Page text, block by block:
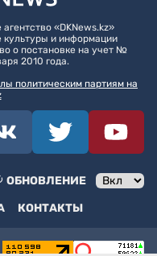
«DKNews.kz»
культуры и информации
о постановке на учет №
2010 года.
политическим партиям на
ОБНОВЛЕНИЕ
КОНТАКТЫ